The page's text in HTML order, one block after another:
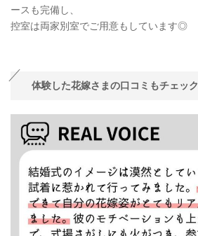
ースも完備し、
控室は両家別室でご用意もしています◎
体験した花嫁さまの口コミもチェック